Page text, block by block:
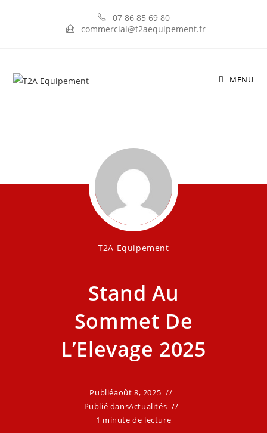
07 86 85 69 80
commercial@t2aequipement.fr
MENU
T2A Equipement
Stand Au
Sommet De
L’Elevage 2025
Publiéaoût 8, 2025
Publié dansActualités
1 minute de lecture